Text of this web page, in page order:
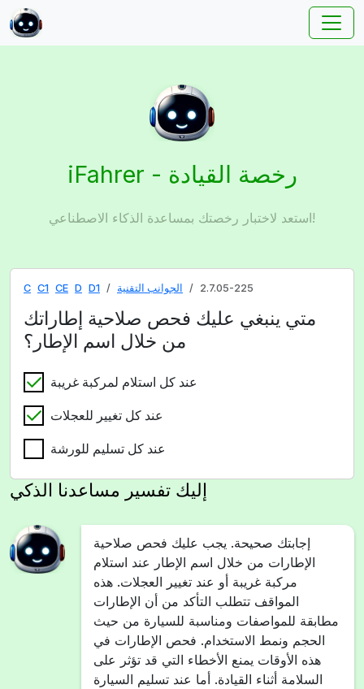
iFahrer - رخصة القيادة
استعد لاختبار رخصتك بمساعدة الذكاء الاصطناعي!
C C1 CE D D1 الجوانب التقنية 2.7.05-225
متي ينبغي عليك فحص صلاحية إطاراتك
من خلال اسم الإطار؟
عند كل استلام لمركبة غريبة
عند كل تغيير للعجلات
عند كل تسليم للورشة
إليك تفسير مساعدنا الذكي
إجابتك صحيحة. يجب عليك فحص صلاحية
الإطارات من خلال اسم الإطار عند استلام
مركبة غريبة أو عند تغيير العجلات. هذه
المواقف تتطلب التأكد من أن الإطارات
مطابقة للمواصفات ومناسبة للسيارة من حيث
الحجم ونمط الاستخدام. فحص الإطارات في
هذه الأوقات يمنع الأخطاء التي قد تؤثر على
السلامة أثناء القيادة. أما عند تسليم السيارة